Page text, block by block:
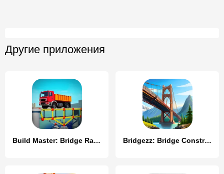
Другие приложения
Build Master: Bridge Race Bridgezz: Bridge Construction